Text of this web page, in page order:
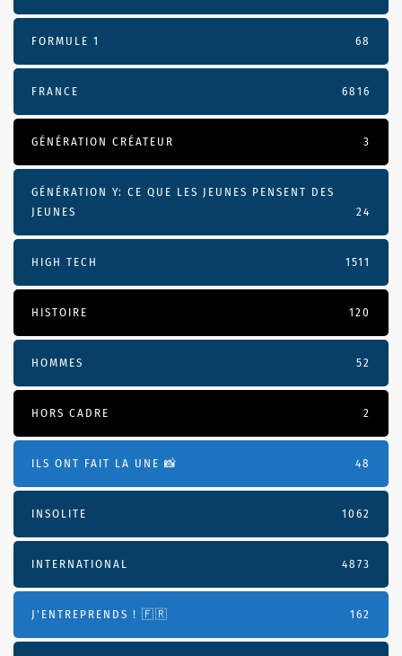
FORMULE 1 68
FRANCE 6816
GÉNÉRATION CRÉATEUR 3
GÉNÉRATION Y: CE QUE LES JEUNES PENSENT DES
JEUNES
24
HIGH TECH 1511
HISTOIRE 120
HOMMES 52
HORS CADRE 2
ILS ONT FAIT LA UNE 📸 48
INSOLITE 1062
INTERNATIONAL 4873
J'ENTREPRENDS ! 🇫🇷 162